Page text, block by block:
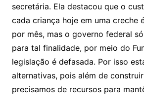
secretária. Ela destacou que o
cada criança hoje em uma creche
por mês, mas o governo federal
para tal finalidade, por meio do
legislação é defasada. Por isso
alternativas, pois além de
precisamos de recursos para